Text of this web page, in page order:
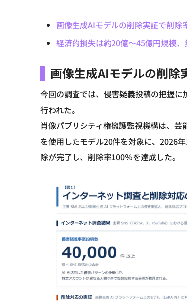
画像生成AIモデルの削除実証で削除
経済的損失は約20億～45億円規模
画像生成AIモデルの削除
今回の調査では、侵害疑義投稿の把握
行われた。
肖像パブリシティ権擁護監視機構は、
を使用したモデル20件を対象に、2026
除が完了し、削除率100％を達成した。